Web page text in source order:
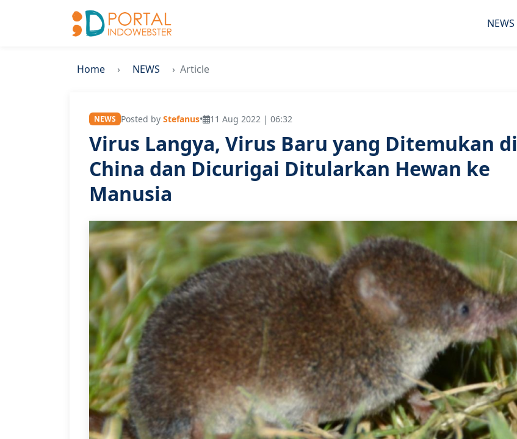
NEWS
Home NEWS Article
NEWS Posted by Stefanus• 11 Aug 2022 | 06:32
Virus Langya, Virus Baru yang Ditemukan di
China dan Dicurigai Ditularkan Hewan ke
Manusia